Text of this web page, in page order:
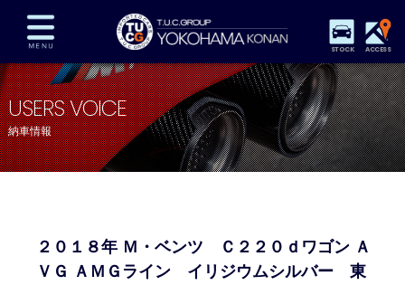
STOCK ACCESS
在庫車両情報 保証&サービス パーツリスト
TUCとは？ 店舗情報 アクセスマップ
全国納車 特別作業 注文販売
プライバシーポリシー スタッフblog 納車blog
USERS VOICE
納車情報
２０１８年 Ｍ・ベンツ Ｃ２２０ｄワゴン Ａ
ＶＧ ＡＭＧライン イリジウムシルバー 東